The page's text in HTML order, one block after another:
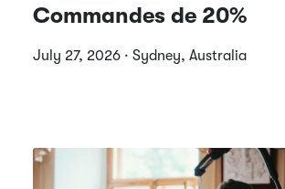
Commandes de 20%
July 27, 2026 · Sydney, Australia